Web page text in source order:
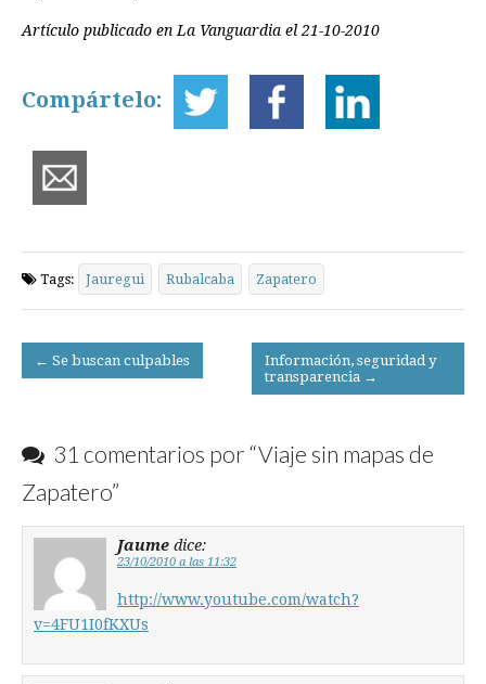
Artículo publicado en La Vanguardia el 21-10-2010
Compártelo:
Tags: Jauregui Rubalcaba Zapatero
Post
navigation
← Se buscan culpables
Información, seguridad y
transparencia →
31 comentarios por “Viaje sin mapas de
Zapatero”
Jaume dice:
23/10/2010 a las 11:32
http://www.youtube.com/watch?
v=4FU1I0fKXUs